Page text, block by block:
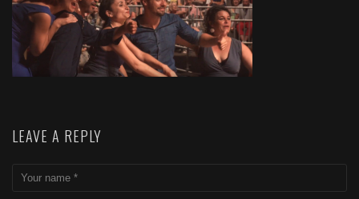
LEAVE A REPLY